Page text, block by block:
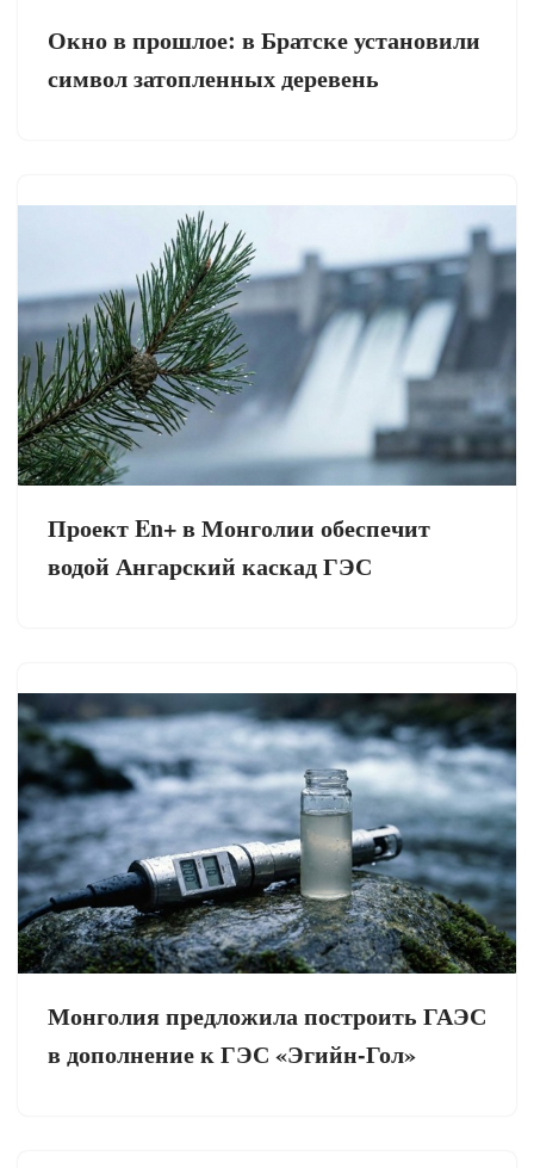
Окно в прошлое: в Братске установили
символ затопленных деревень
Проект En+ в Монголии обеспечит
водой Ангарский каскад ГЭС
Монголия предложила построить ГАЭС
в дополнение к ГЭС «Эгийн-Гол»